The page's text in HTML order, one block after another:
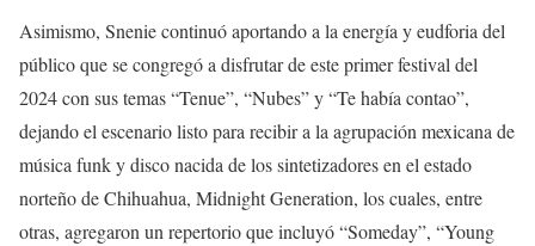
Asimismo, Snenie continuó aportando a la energía y eudforia del
público que se congregó a disfrutar de este primer festival del
2024 con sus temas “Tenue”, “Nubes” y “Te había contao”,
dejando el escenario listo para recibir a la agrupación mexicana de
música funk y disco nacida de los sintetizadores en el estado
norteño de Chihuahua, Midnight Generation, los cuales, entre
otras, agregaron un repertorio que incluyó “Someday”, “Young